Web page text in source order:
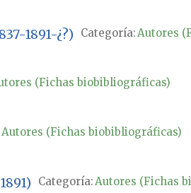
1891-¿?) Categoría:Autores
(Fichas biobibliográficas)
Autores (Fichas biobibliográficas)
Categoría:Autores (Fichas